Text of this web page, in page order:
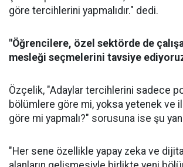
göre tercihlerini yapmalıdır." dedi.
"Öğrencilere, özel sektörde de
mesleği seçmelerini tavsiye
Özçelik, "Adaylar tercihlerini sadece
bölümlere göre mi, yoksa yetenek ve
göre mi yapmalı?" sorusuna ise şu
"Her sene özellikle yapay zeka ve